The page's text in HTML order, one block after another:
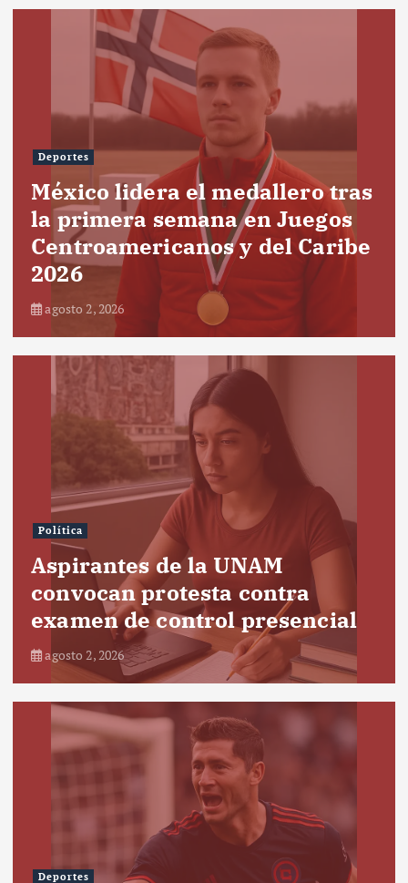
Deportes
México lidera el medallero tras
la primera semana en Juegos
Centroamericanos y del Caribe
2026
agosto 2, 2026
Política
Aspirantes de la UNAM
convocan protesta contra
examen de control presencial
agosto 2, 2026
Deportes